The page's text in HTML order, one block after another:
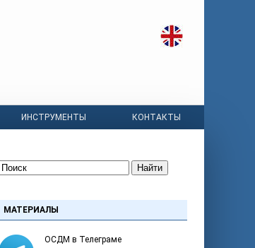
ИНСТРУМЕНТЫ КОНТАКТЫ
Найти
МАТЕРИАЛЫ
ОСДМ в Телеграме